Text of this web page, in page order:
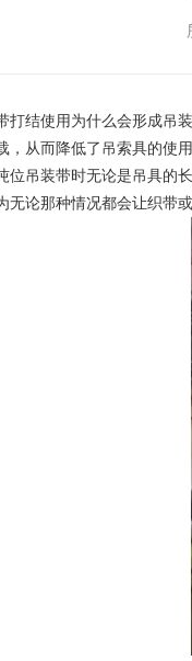
打结使用为什么会形成吊
，从而降低了吊索具的使
位吊装带时无论是吊具的
无论那种情况都会让织带